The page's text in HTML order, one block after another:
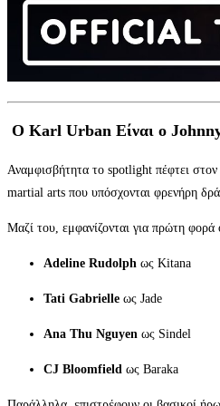
Ο Karl Urban Είναι ο
Αναμφισβήτητα το spotlight πέφτει
martial arts που υπόσχονται φρενήρη
Μαζί του, εμφανίζονται για πρώτη φορά
Adeline Rudolph ως Kitana
Tati Gabrielle ως Jade
Ana Thu Nguyen ως Sindel
CJ Bloomfield ως Baraka